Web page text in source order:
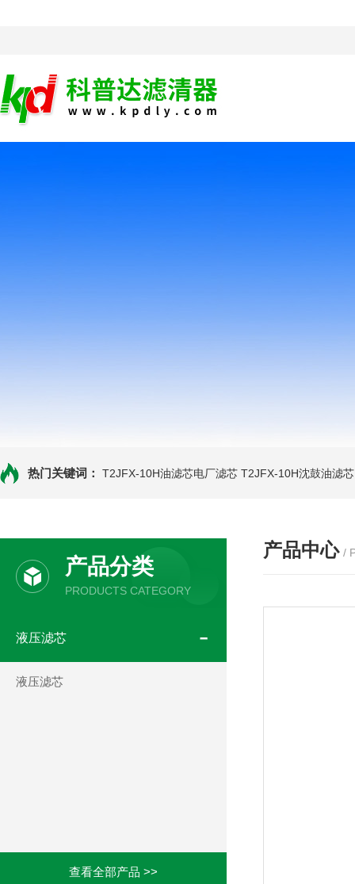
热门关键词： T2JFX-10H油滤芯电厂滤芯 T2JFX-10H沈鼓油滤芯
产品分类
PRODUCTS CATEGORY
液压滤芯
液压滤芯
查看全部产品 >>
产品中心 /